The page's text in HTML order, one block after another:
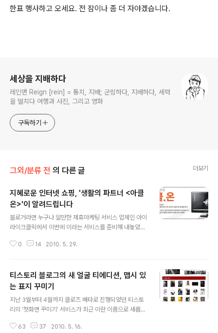
한표 행사하고 오세요. 전 잠이나 좀 더 자야겠습니다.
세상을 지배하다
레인맨 Reign [rein] = 통치, 지배; 군림하다, 지배하다, 세력
을 떨치다 여행과 사진, 그리고 영화
구독하기
그외/분류 전 의 다른 글 더보기
지혜로운 인터넷 쇼핑, '생활의 파트너 <아클
온>'이 알려드립니다
블로거라면 누구나 알만한 제휴마케팅 서비스 업체인 아이
라이크클릭에서 이번에 이라는 서비스를 준비해 내놓았습
최대 4%를 아클 즉, 현금으로 적립시켜주는 서비스인데
히 알아보겠습니다. 아클온의 기능 에는 대표적으로 ①SM
S서비스 ②돈버는 쇼핑 ③알림온 ④월드비전 적립금 기부
등 이렇게 4가지의 기능이 있습니다. 그럼 각 기능에 대해
좀 더 자세히 알아보도록 하겠습니다. SMS 서비스 SMS
주는 서비스입니다. 의 SMS 서비스는 한번에 최대 10명
0 14 2010. 5. 29.
티스토리 블로그의 새 얼굴 티에디션, 맵시 있
는 표지 꾸미기
지난 3월부터 4월까지 클로즈 베타로 진행되었던 티스토
리의 '첫화면 꾸미기' 서비스가 최근 이란 이름으로 새롭게
침을 흘리셨을 블로거들에게 아주 좋은 소식이 될 것 같은
63 37 2010. 5. 16.